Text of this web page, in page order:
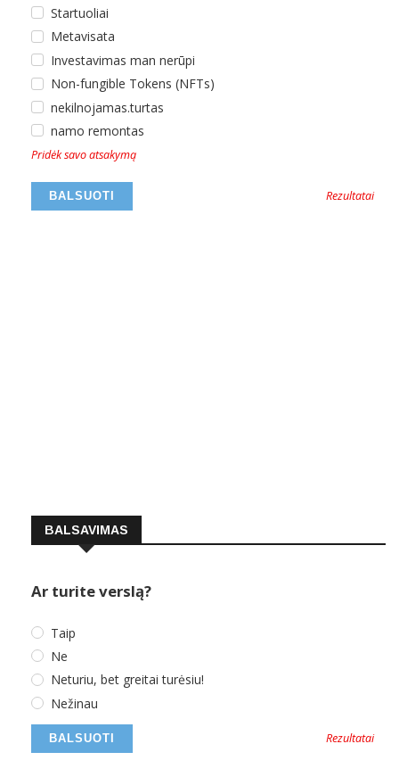
Startuoliai
Metavisata
Investavimas man nerūpi
Non-fungible Tokens (NFTs)
nekilnojamas.turtas
namo remontas
Pridėk savo atsakymą
Rezultatai
BALSAVIMAS
Ar turite verslą?
Taip
Ne
Neturiu, bet greitai turėsiu!
Nežinau
Rezultatai